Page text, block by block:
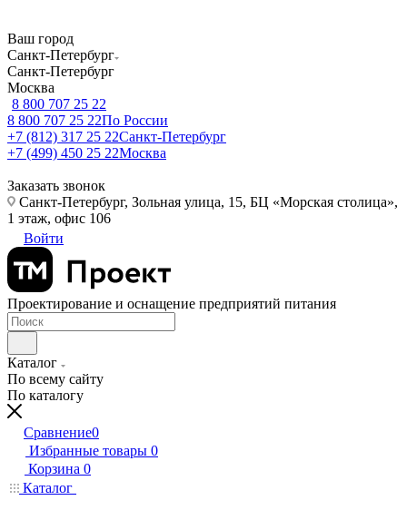
Ваш город
Санкт-Петербург
Санкт-Петербург
Москва
8 800 707 25 22
8 800 707 25 22По России
+7 (812) 317 25 22Санкт-Петербург
+7 (499) 450 25 22Москва
Заказать звонок
Санкт-Петербург, Зольная улица, 15, БЦ «Морская столица»,
1 этаж, офис 106
Войти
Проектирование и оснащение предприятий питания
Каталог
По всему сайту
По каталогу
Сравнение0
Избранные товары 0
Корзина 0
Каталог